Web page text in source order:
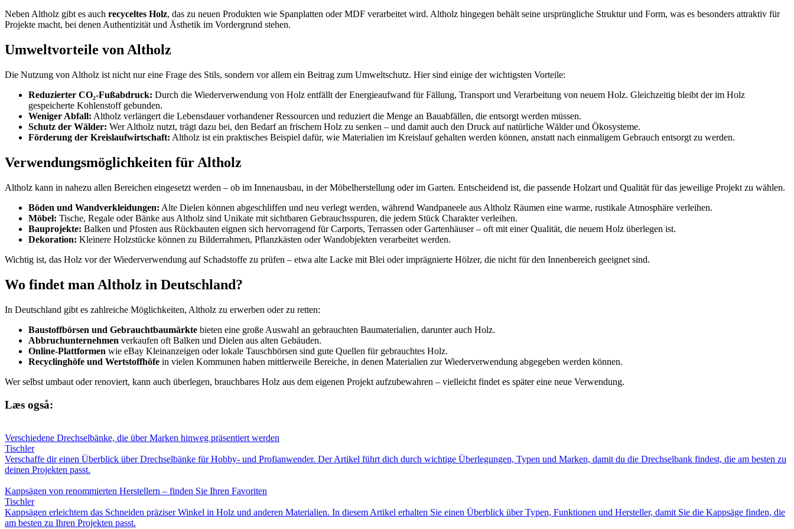
Neben Altholz gibt es auch recyceltes Holz, das zu neuen Produkten wie Spanplatten oder MDF verarbeitet wird. Altholz hingegen behält seine ursprüngliche Struktur und Form, was es besonders attraktiv für
Projekte macht, bei denen Authentizität und Ästhetik im Vordergrund stehen.
Umweltvorteile von Altholz
Die Nutzung von Altholz ist nicht nur eine Frage des Stils, sondern vor allem ein Beitrag zum Umweltschutz. Hier sind einige der wichtigsten Vorteile:
Reduzierter CO₂-Fußabdruck: Durch die Wiederverwendung von Holz entfällt der Energieaufwand für Fällung, Transport und Verarbeitung von neuem Holz. Gleichzeitig bleibt der im Holz
gespeicherte Kohlenstoff gebunden.
Weniger Abfall: Altholz verlängert die Lebensdauer vorhandener Ressourcen und reduziert die Menge an Bauabfällen, die entsorgt werden müssen.
Schutz der Wälder: Wer Altholz nutzt, trägt dazu bei, den Bedarf an frischem Holz zu senken – und damit auch den Druck auf natürliche Wälder und Ökosysteme.
Förderung der Kreislaufwirtschaft: Altholz ist ein praktisches Beispiel dafür, wie Materialien im Kreislauf gehalten werden können, anstatt nach einmaligem Gebrauch entsorgt zu werden.
Verwendungsmöglichkeiten für Altholz
Altholz kann in nahezu allen Bereichen eingesetzt werden – ob im Innenausbau, in der Möbelherstellung oder im Garten. Entscheidend ist, die passende Holzart und Qualität für das jeweilige Projekt zu wählen.
Böden und Wandverkleidungen: Alte Dielen können abgeschliffen und neu verlegt werden, während Wandpaneele aus Altholz Räumen eine warme, rustikale Atmosphäre verleihen.
Möbel: Tische, Regale oder Bänke aus Altholz sind Unikate mit sichtbaren Gebrauchsspuren, die jedem Stück Charakter verleihen.
Bauprojekte: Balken und Pfosten aus Rückbauten eignen sich hervorragend für Carports, Terrassen oder Gartenhäuser – oft mit einer Qualität, die neuem Holz überlegen ist.
Dekoration: Kleinere Holzstücke können zu Bilderrahmen, Pflanzkästen oder Wandobjekten verarbeitet werden.
Wichtig ist, das Holz vor der Wiederverwendung auf Schadstoffe zu prüfen – etwa alte Lacke mit Blei oder imprägnierte Hölzer, die nicht für den Innenbereich geeignet sind.
Wo findet man Altholz in Deutschland?
In Deutschland gibt es zahlreiche Möglichkeiten, Altholz zu erwerben oder zu retten:
Baustoffbörsen und Gebrauchtbaumärkte bieten eine große Auswahl an gebrauchten Baumaterialien, darunter auch Holz.
Abbruchunternehmen verkaufen oft Balken und Dielen aus alten Gebäuden.
Online-Plattformen wie eBay Kleinanzeigen oder lokale Tauschbörsen sind gute Quellen für gebrauchtes Holz.
Recyclinghöfe und Wertstoffhöfe in vielen Kommunen haben mittlerweile Bereiche, in denen Materialien zur Wiederverwendung abgegeben werden können.
Wer selbst umbaut oder renoviert, kann auch überlegen, brauchbares Holz aus dem eigenen Projekt aufzubewahren – vielleicht findet es später eine neue Verwendung.
Læs også:
Verschiedene Drechselbänke, die über Marken hinweg präsentiert werden
Tischler
Verschaffe dir einen Überblick über Drechselbänke für Hobby- und Profianwender. Der Artikel führt dich durch wichtige Überlegungen, Typen und Marken, damit du die Drechselbank findest, die am besten zu
deinen Projekten passt.
Kappsägen von renommierten Herstellern – finden Sie Ihren Favoriten
Tischler
Kappsägen erleichtern das Schneiden präziser Winkel in Holz und anderen Materialien. In diesem Artikel erhalten Sie einen Überblick über Typen, Funktionen und Hersteller, damit Sie die Kappsäge finden, die
am besten zu Ihren Projekten passt.